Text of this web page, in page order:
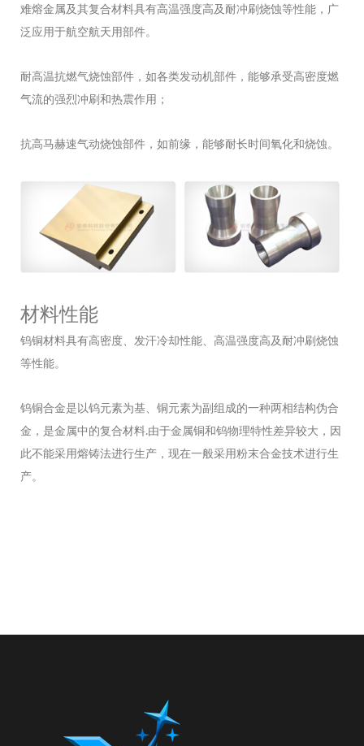
难熔金属及其复合材料具有高温强度高及耐冲刷烧蚀等性能，广
泛应用于航空航天用部件。
耐高温抗燃气烧蚀部件，如各类发动机部件，能够承受高密度燃
气流的强烈冲刷和热震作用；
抗高马赫速气动烧蚀部件，如前缘，能够耐长时间氧化和烧蚀。
材料性能
钨铜材料具有高密度、发汗冷却性能、高温强度高及耐冲刷烧蚀
等性能。
钨铜合金是以钨元素为基、铜元素为副组成的一种两相结构伪合
金，是金属中的复合材料.由于金属铜和钨物理特性差异较大，因
此不能采用熔铸法进行生产，现在一般采用粉末合金技术进行生
产。